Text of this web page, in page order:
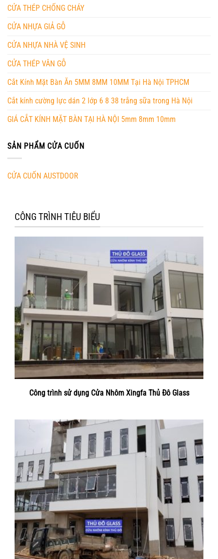
CỬA THÉP CHỐNG CHÁY
CỬA NHỰA GIẢ GỖ
CỬA NHỰA NHÀ VỆ SINH
CỬA THÉP VÂN GỖ
Cắt Kính Mặt Bàn Ăn 5MM 8MM 10MM Tại Hà Nội TPHCM
Cắt kính cường lực dán 2 lớp 6 8 38 trắng sữa trong Hà Nội
GIÁ CẮT KÍNH MẶT BÀN TẠI HÀ NỘI 5mm 8mm 10mm
SẢN PHẨM CỬA CUỐN
CỬA CUỐN AUSTDOOR
CÔNG TRÌNH TIÊU BIỂU
Công trình sử dụng Cửa Nhôm Xingfa Thủ Đô Glass